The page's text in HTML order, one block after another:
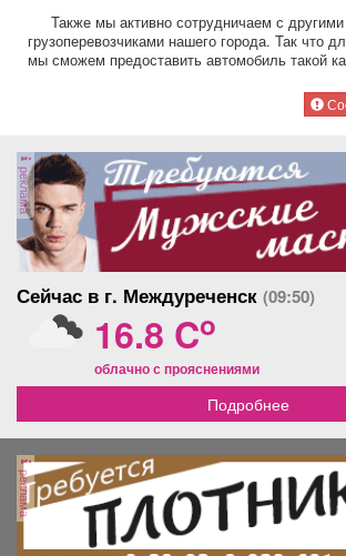
Также мы активно сотрудничаем с другими
грузоперевозчиками нашего города. Так что
мы сможем предоставить автомобиль такой
реклама
Сейчас в г. Междуреченск (09:50)
16.8 Co
облачно с прояснениями
Подробнее
реклама